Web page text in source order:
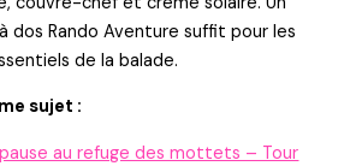
dos Rando Aventure suffit pour les
de la balade.
sujet :
au refuge des mottets – Tour